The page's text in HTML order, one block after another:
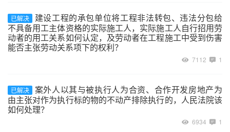
已解决
建设工程的承包单位将工程非法转包、违法分包给
不具备用工主体资格的实际施工人，实际施工人自行招用劳
动者的用工关系如何认定，及劳动者在工程施工中受到伤害
能否主张劳动关系项下的权利？
7112 1
已解决
案外人以其与被执行人为合资、合作开发房地产为
由主张对作为执行标的物的不动产排除执行的，人民法院该
如何处理？
6934 1